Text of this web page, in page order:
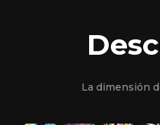
La dimensión